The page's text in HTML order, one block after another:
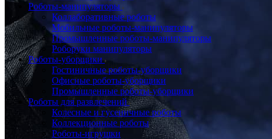
Роботы-манипуляторы
Коллаборативные роботы
Мобильные роботы-манипуляторы
Промышленные роботы-манипуляторы
Роборуки манипуляторы
Роботы-уборщики
Гостиничные роботы-уборщики
Офисные роботы-уборщики
Промышленные роботы-уборщики
Роботы для развлечений
Колесные и гусеничные роботы
Коллекционные роботы
Роботы-игрушки